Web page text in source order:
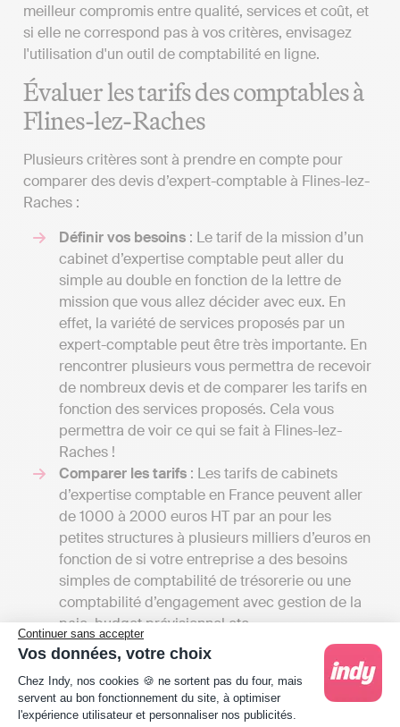
Continuer sans accepter
Vos données, votre choix
Plateforme de Gestion du Consentement :
Chez Indy, nos cookies 🍪 ne sortent pas du four, mais
servent au bon fonctionnement du site, à optimiser
l'expérience utilisateur et personnaliser nos publicités.
meilleur compromis entre qualité, services et coût, et
si elle ne correspond pas à vos critères, envisagez
l'utilisation d'un outil de comptabilité en ligne.
Évaluer les tarifs des comptables à
Flines-lez-Raches
Plusieurs critères sont à prendre en compte pour
comparer des devis d’expert-comptable à Flines-lez-
Raches :
Définir vos besoins : Le tarif de la mission d’un
cabinet d’expertise comptable peut aller du
simple au double en fonction de la lettre de
mission que vous allez décider avec eux. En
effet, la variété de services proposés par un
expert-comptable peut être très importante. En
rencontrer plusieurs vous permettra de recevoir
de nombreux devis et de comparer les tarifs en
fonction des services proposés. Cela vous
permettra de voir ce qui se fait à Flines-lez-
Raches !
Comparer les tarifs : Les tarifs de cabinets
d’expertise comptable en France peuvent aller
de 1000 à 2000 euros HT par an pour les
petites structures à plusieurs milliers d’euros en
fonction de si votre entreprise a des besoins
simples de comptabilité de trésorerie ou une
comptabilité d’engagement avec gestion de la
paie, budget prévisionnel etc.
A titre de comparaison, une solution en ligne
comme Indy coûte entre 240 € et 588 € / an HT
selon le type d'entreprise. Une telle différence
de prix s'explique par la différence de